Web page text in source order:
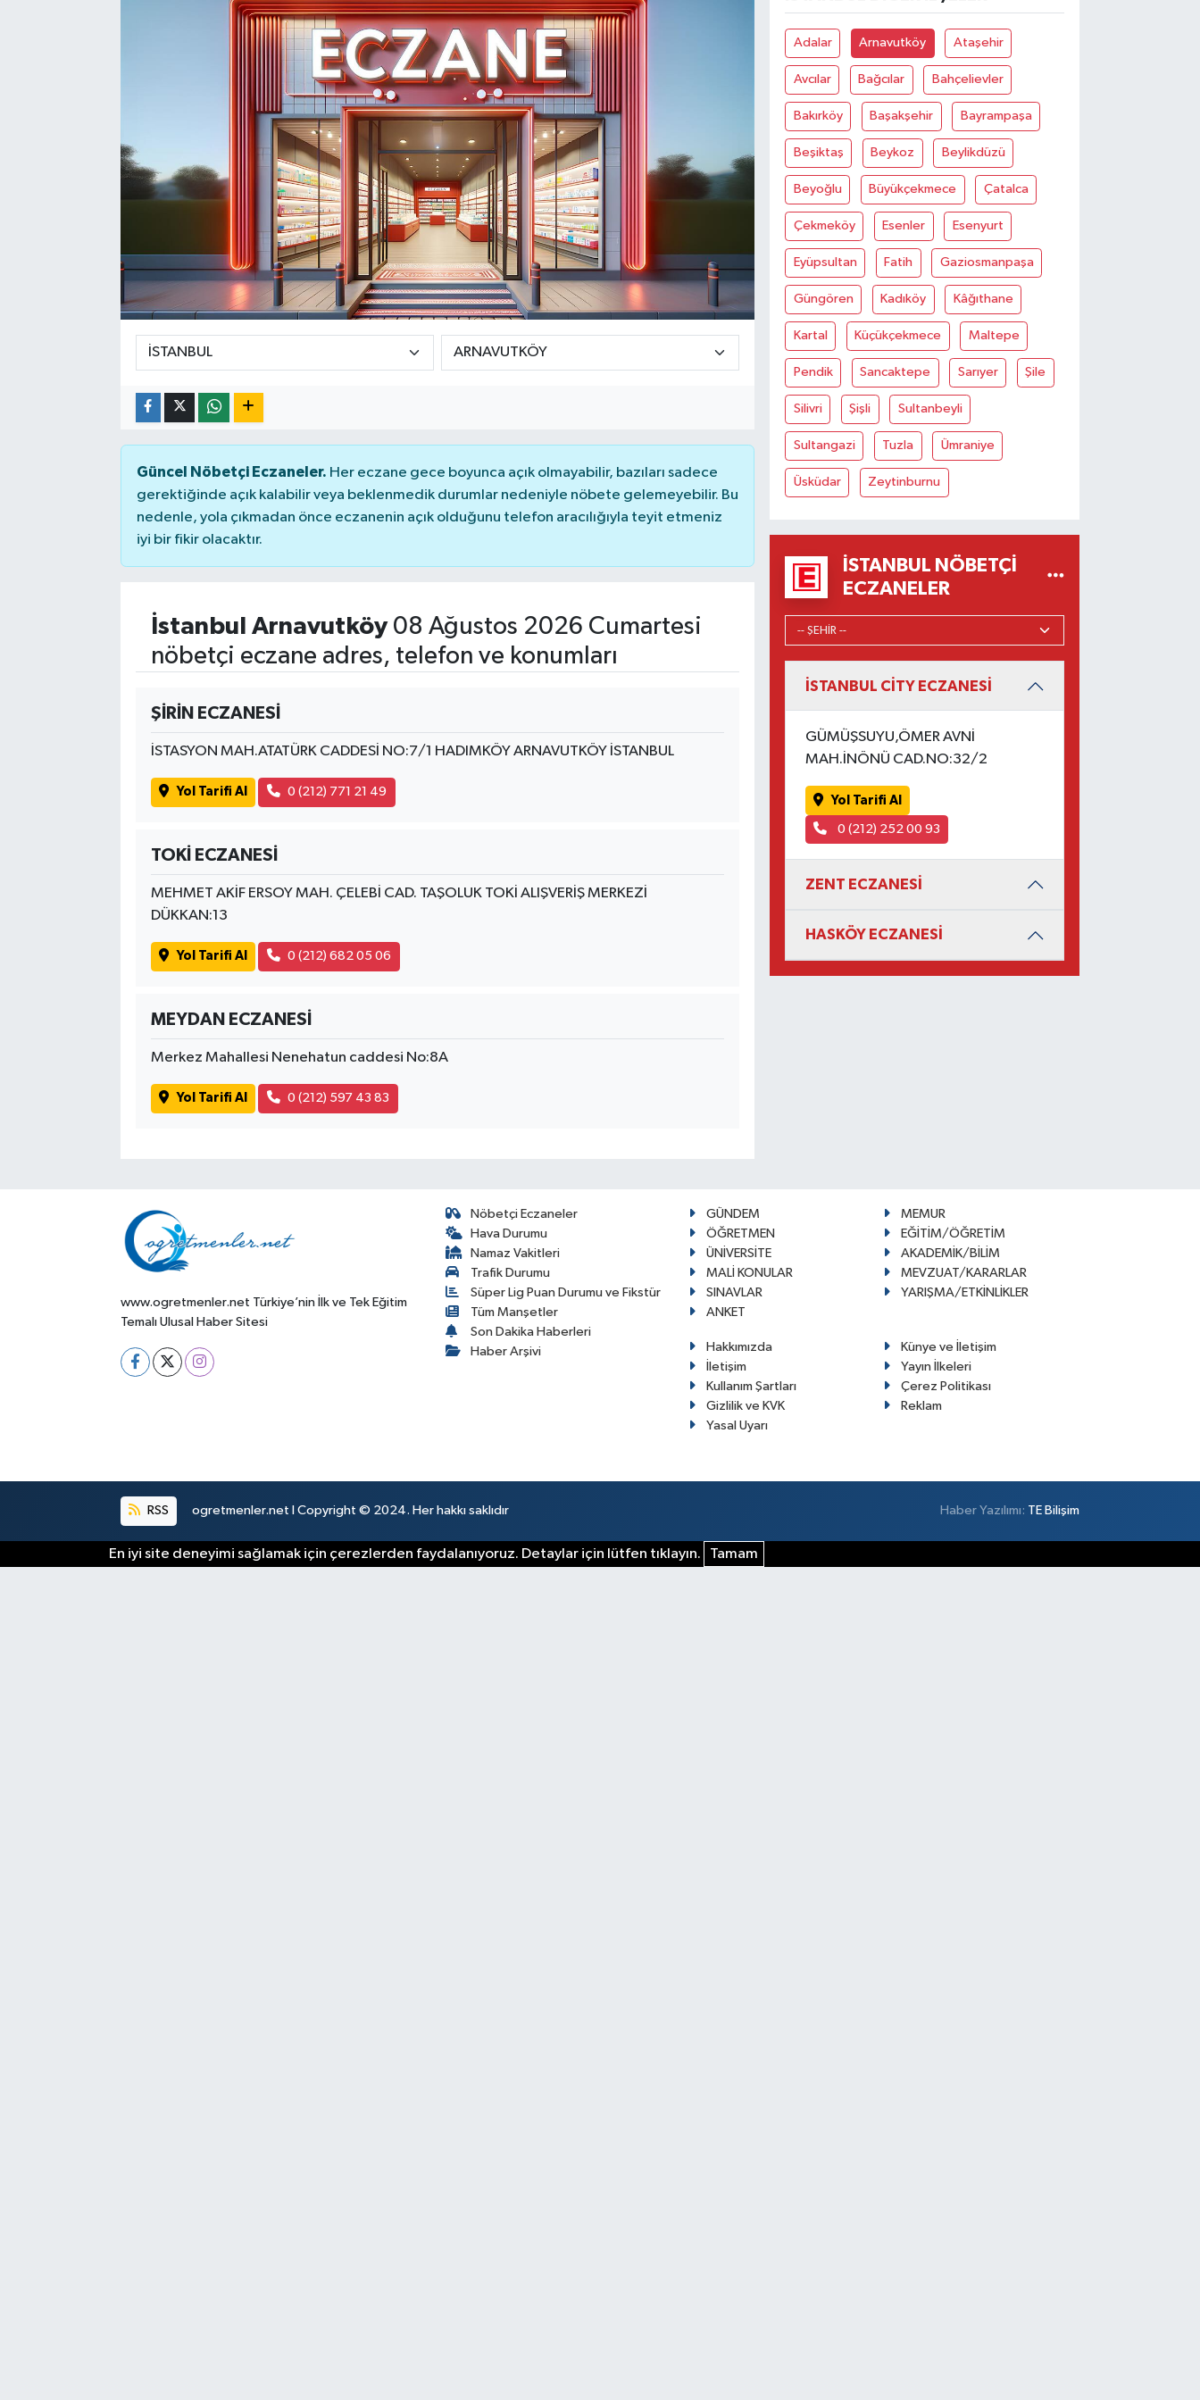
Güncel Nöbetçi Eczaneler. Her eczane gece boyunca açık olmayabilir, bazıları sadece
gerektiğinde açık kalabilir veya beklenmedik durumlar nedeniyle nöbete gelemeyebilir. Bu
nedenle, yola çıkmadan önce eczanenin açık olduğunu telefon aracılığıyla teyit etmeniz
iyi bir fikir olacaktır.
İstanbul Arnavutköy08 Ağustos 2026 Cumartesi
nöbetçi eczane adres, telefon ve konumları
ŞİRİN ECZANESİ
İSTASYON MAH.ATATÜRK CADDESİ NO:7/1 HADIMKÖY ARNAVUTKÖY İSTANBUL
Yol Tarifi Al 0 (212) 771 21 49
TOKİ ECZANESİ
MEHMET AKİF ERSOY MAH. ÇELEBİ CAD. TAŞOLUK TOKİ ALIŞVERİŞ MERKEZİ
DÜKKAN:13
Yol Tarifi Al 0 (212) 682 05 06
MEYDAN ECZANESİ
Merkez Mahallesi Nenehatun caddesi No:8A
Yol Tarifi Al 0 (212) 597 43 83
Adalar Arnavutköy Ataşehir
Avcılar Bağcılar Bahçelievler
Bakırköy Başakşehir Bayrampaşa
Beşiktaş Beykoz Beylikdüzü
Beyoğlu Büyükçekmece Çatalca
Çekmeköy Esenler Esenyurt
Eyüpsultan Fatih Gaziosmanpaşa
Güngören Kadıköy Kâğıthane
Kartal Küçükçekmece Maltepe
Pendik Sancaktepe Sarıyer Şile
Silivri Şişli Sultanbeyli
Sultangazi Tuzla Ümraniye
Üsküdar Zeytinburnu
İSTANBUL NÖBETÇI
ECZANELER
İSTANBUL CİTY ECZANESİ
GÜMÜŞSUYU,ÖMER AVNİ
MAH.İNÖNÜ CAD.NO:32/2
Yol Tarifi Al
0 (212) 252 00 93
ZENT ECZANESİ
HASKÖY ECZANESİ
www.ogretmenler.net Türkiye’nin İlk ve Tek Eğitim
Temalı Ulusal Haber Sitesi
Nöbetçi Eczaneler
Hava Durumu
Namaz Vakitleri
Trafik Durumu
Süper Lig Puan Durumu ve Fikstür
Tüm Manşetler
Son Dakika Haberleri
Haber Arşivi
GÜNDEM
MEMUR
ÖĞRETMEN
EĞİTİM/ÖĞRETİM
ÜNİVERSİTE
AKADEMİK/BİLİM
MALİ KONULAR
MEVZUAT/KARARLAR
SINAVLAR
YARIŞMA/ETKİNLİKLER
ANKET
Hakkımızda
Künye ve İletişim
İletişim
Yayın İlkeleri
Kullanım Şartları
Çerez Politikası
Gizlilik ve KVK
Reklam
Yasal Uyarı
RSS ogretmenler.net I Copyright © 2024. Her hakkı saklıdır Haber Yazılımı: TE Bilişim
En iyi site deneyimi sağlamak için çerezlerden faydalanıyoruz. Detaylar için lütfen tıklayın. Tamam